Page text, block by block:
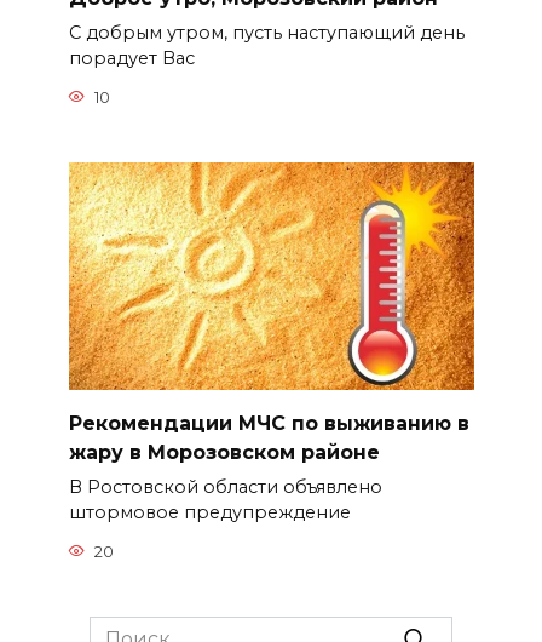
С добрым утром, пусть наступающий день
порадует Вас
10
Рекомендации МЧС по выживанию в
жару в Морозовском районе
В Ростовской области объявлено
штормовое предупреждение
20
Search